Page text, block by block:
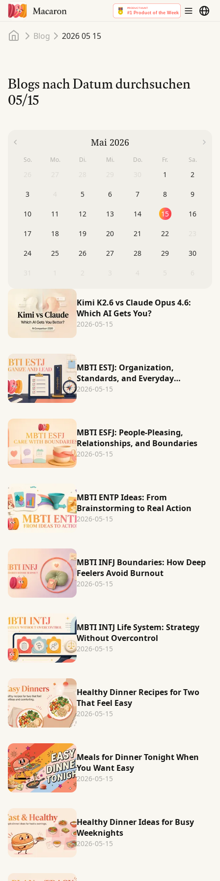
Startseite
Blog 2026 05 15
Blogs nach Datum durchsuchen
05/15
Kimi K2.6 vs Claude Opus 4.6:
Which AI Gets You?
2026-05-15
MBTI ESTJ: Organization,
Standards, and Everyday
Leadership
2026-05-15
MBTI ESFJ: People-Pleasing,
Relationships, and Boundaries
2026-05-15
MBTI ENTP Ideas: From
Brainstorming to Real Action
2026-05-15
MBTI INFJ Boundaries: How Deep
Feelers Avoid Burnout
2026-05-15
MBTI INTJ Life System: Strategy
Without Overcontrol
2026-05-15
Healthy Dinner Recipes for Two
That Feel Easy
2026-05-15
Meals for Dinner Tonight When
You Want Easy
2026-05-15
Healthy Dinner Ideas for Busy
Weeknights
2026-05-15
Mai 2026
So. Mo. Di. Mi. Do. Fr. Sa.
1 2
3 5 6 7 8 9
10 11 12 13 14 15 16
17 18 19 20 21 22
24 25 26 27 28 29 30